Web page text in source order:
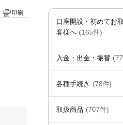
口座開設・初めてお
客様へ (165件)
入金・出金・振替
各種手続き (78件)
取扱商品 (707件)
印刷